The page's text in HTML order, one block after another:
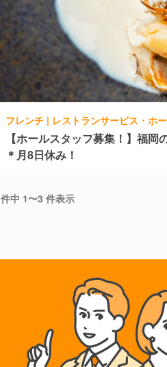
フレンチ | レストランサービス・ホ
【ホールスタッフ募集！】福
＊月8日休み！
件中 1〜3 件表示